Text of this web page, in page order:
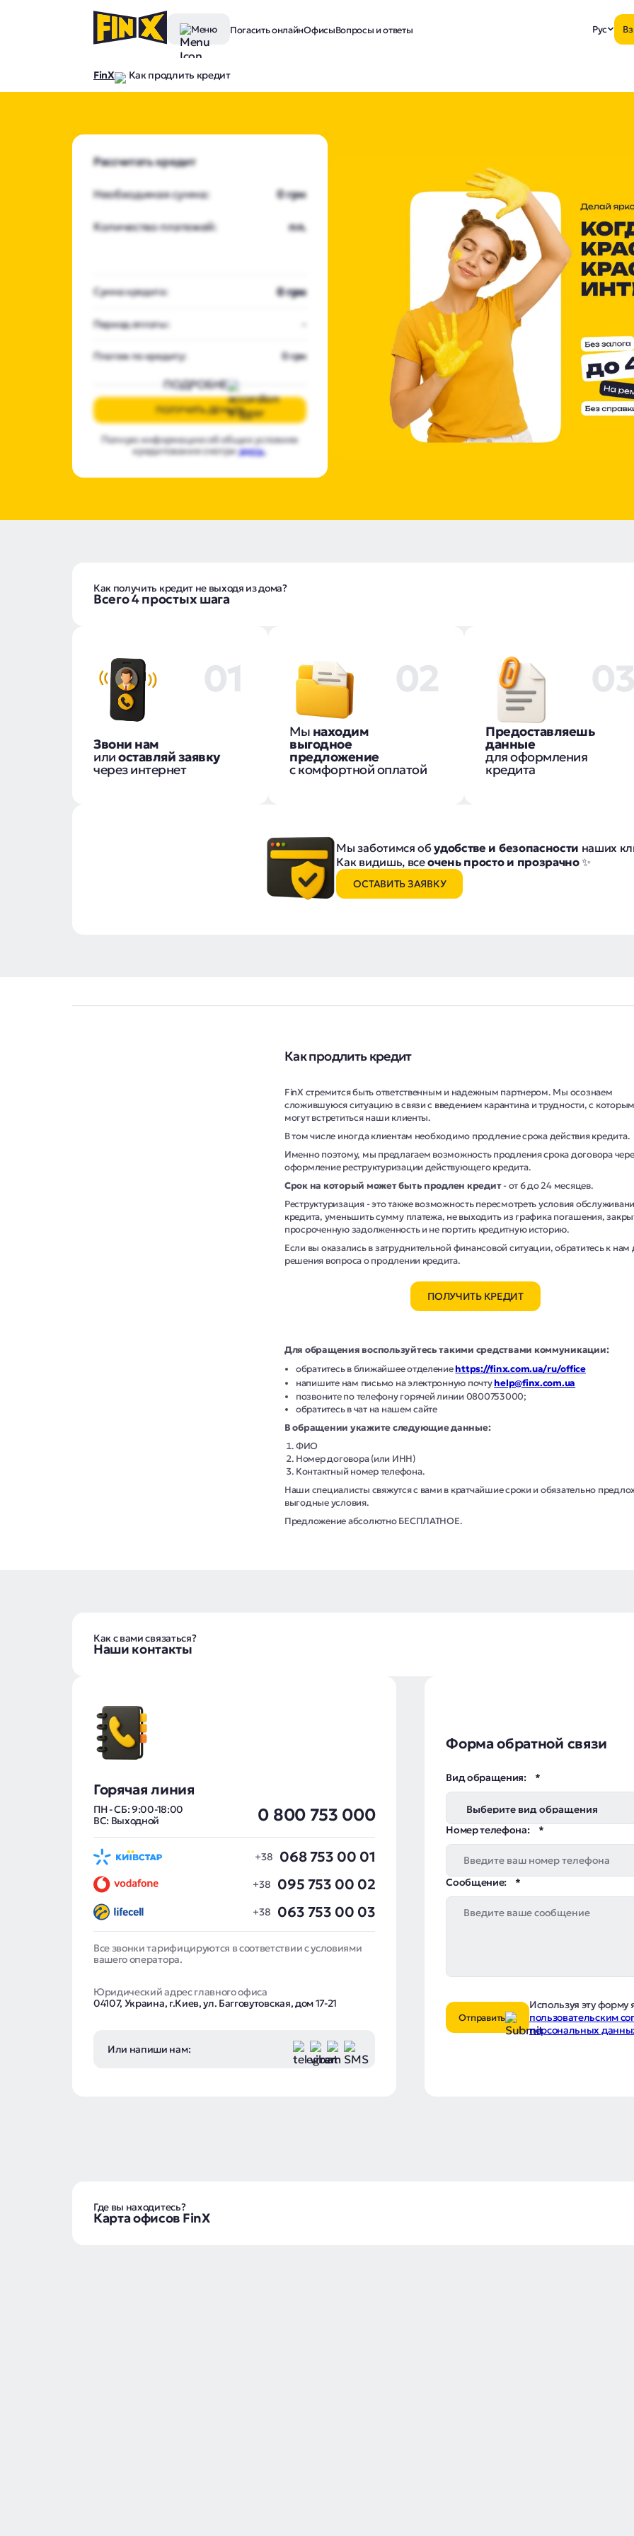
Меню Погасить онлайнОфисыВопросы и ответы Рус
FinX Как продлить кредит
Рассчитать кредит
Необходимая сумма: 0 грн
Количество платежей: пл.
Сумма кредита: 0 грн
Период оплаты:
Платеж по кредиту: 0 грн
ПОДРОБНЕЕ
ПОЛУЧИТЬ ДЕНЬГИ
Полную информацию об общих условиях
кредитования смотриздесь.
Как получить кредит не выходя из дома?
Всего 4 простых шага
01
Звони нам
илиоставляй заявку
через интернет
02
Мы находим
выгодное
предложение
с комфортной оплатой
03
Предоставляешь
данные
для оформления
кредита
Мы заботимся обудобстве и безопасности наших
Как видишь, всеочень просто и прозрачно✨
ОСТАВИТЬ ЗАЯВКУ
Как продлить кредит
FinX стремится быть ответственным и надежным партнером. Мы осознаем
сложившуюся ситуацию в связи с введением карантина и трудности, с
могут встретиться наши клиенты.
В том числе иногда клиентам необходимо продление срока действия кредита.
Именно поэтому, мы предлагаем возможность продления срока договора
оформление реструктуризации действующего кредита.
Срок на который может быть продлен кредит- от 6 до 24 месяцев.
Реструктуризация - это также возможность пересмотреть условия
кредита, уменьшить сумму платежа, не выходить из графика погашения,
просроченную задолженность и не портить кредитную историю.
Если вы оказались в затруднительной финансовой ситуации, обратитесь к нам
решения вопроса о продлении кредита.
ПОЛУЧИТЬ КРЕДИТ
Для обращения воспользуйтесь такими средствами коммуникации:
обратитесь в ближайшее отделениеhttps://finx.com.ua/ru/office
напишите нам письмо на электронную почтуhelp@finx.com.ua
позвоните по телефону горячей линии 0800753000;
обратитесь в чат на нашем сайте
В обращении укажите следующие данные:
ФИО
Номер договора (или ИНН)
Контактный номер телефона.
Наши специалисты свяжутся с вами в кратчайшие сроки и обязательно
выгодные условия.
Предложение абсолютно БЕСПЛАТНОЕ.
Как с вами связаться?
Наши контакты
Горячая линия
ПН - СБ: 9:00-18:00
ВС: Выходной
0 800 753 000
068 753 00 01
095 753 00 02
063 753 00 03
Все звонки тарифицируются в соответствии с условиями
вашего оператора.
Юридический адрес главного офиса
04107, Украина, г.Киев, ул. Багговутовская, дом 17-21
Или напиши нам:
Форма обратной связи
Вид обращения:
Номер телефона:
Сообщение:
Отправить
Используя эту форму
пользовательским
персональных
Где вы находитесь?
Карта офисов FinX